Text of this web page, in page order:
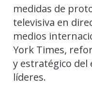
medidas de
televisiva en
medios
York Times,
y estratégico
líderes.